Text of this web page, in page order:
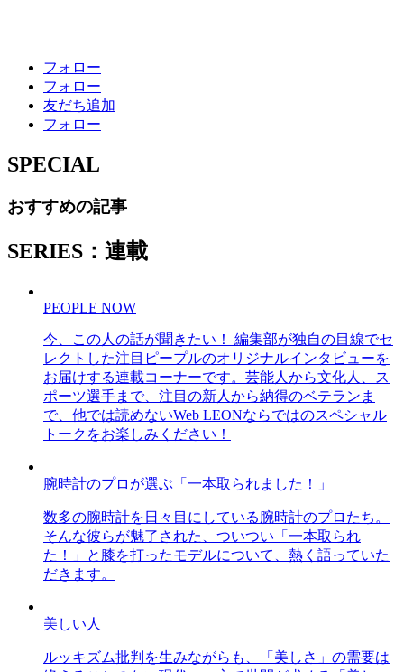
フォロー
フォロー
友だち追加
フォロー
SPECIAL
おすすめの記事
SERIES：連載
PEOPLE NOW
今、この人の話が聞きたい！ 編集部が独自の目線でセ
レクトした注目ピープルのオリジナルインタビューを
お届けする連載コーナーです。芸能人から文化人、ス
ポーツ選手まで、注目の新人から納得のベテランま
で、他では読めないWeb LEONならではのスペシャル
トークをお楽しみください！
腕時計のプロが選ぶ「一本取られました！」
数多の腕時計を日々目にしている腕時計のプロたち。
そんな彼らが魅了された、ついつい「一本取られ
た！」と膝を打ったモデルについて、熱く語っていた
だきます。
美しい人
ルッキズム批判を生みながらも、「美しさ」の需要は